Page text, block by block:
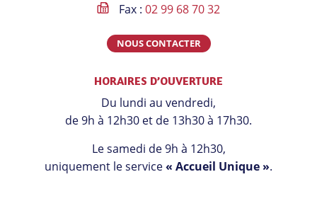
Fax : 02 99 68 70 32
NOUS CONTACTER
HORAIRES D’OUVERTURE
Du lundi au vendredi,
de 9h à 12h30 et de 13h30 à 17h30.
Le samedi de 9h à 12h30,
uniquement le service« Accueil Unique ».